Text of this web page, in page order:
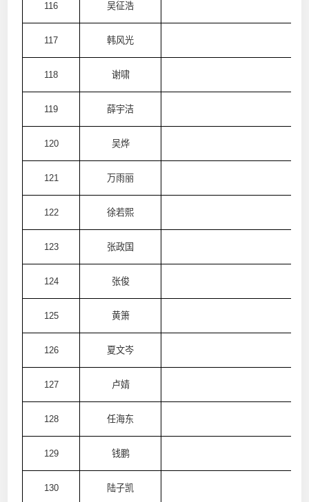
116 吴征浩
117 韩风光
118 谢啸
119 薛宇洁
120 吴烨
121 万雨丽
122 徐若熙
123 张政国
124 张俊
125 黄箫
126 夏文岑
127 卢婧
128 任海东
129 钱鹏
130 陆子凯